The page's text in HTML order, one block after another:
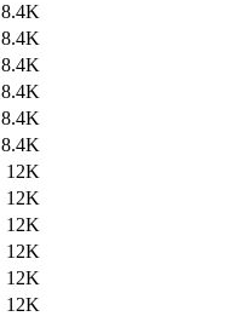
8.4K
8.4K
8.4K
8.4K
8.4K
8.4K
12K
12K
12K
12K
12K
12K